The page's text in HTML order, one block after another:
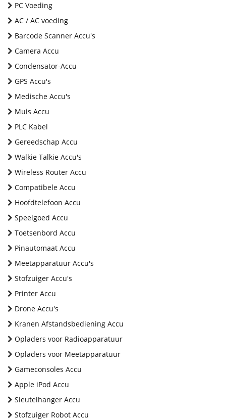
PC Voeding
AC / AC voeding
Barcode Scanner Accu's
Camera Accu
Condensator-Accu
GPS Accu's
Medische Accu's
Muis Accu
PLC Kabel
Gereedschap Accu
Walkie Talkie Accu's
Wireless Router Accu
Compatibele Accu
Hoofdtelefoon Accu
Speelgoed Accu
Toetsenbord Accu
Pinautomaat Accu
Meetapparatuur Accu's
Stofzuiger Accu's
Printer Accu
Drone Accu's
Kranen Afstandsbediening Accu
Opladers voor Radioapparatuur
Opladers voor Meetapparatuur
Gameconsoles Accu
Apple iPod Accu
Sleutelhanger Accu
Stofzuiger Robot Accu